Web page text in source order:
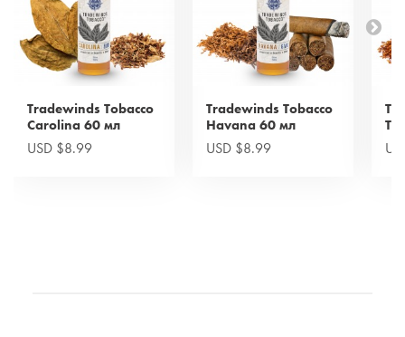
Tradewinds Tobacco
Carolina 60 мл
USD $8.99
Tradewinds Tobacco
Havana 60 мл
USD $8.99